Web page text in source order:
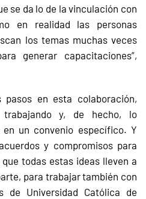
se da lo de la vinculación con
en realidad las personas
los temas muchas veces
generar capacitaciones”,
pasos en esta colaboración,
y, de hecho, lo
un convenio específico. Y
y compromisos para
todas estas ideas lleven a
para trabajar también con
de Universidad Católica de